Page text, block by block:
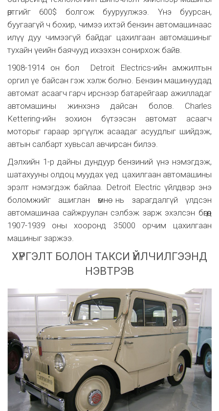
өртгийг 600$ болгож бууруулжээ. Үнэ буурсан,
буугаагүй ч бохир, чимээ ихтэй бензин автомашинаас
илүү дуу чимээгүй байдаг цахилгаан автомашиныг
тухайн үеийн баячууд ихээхэн сонирхож байв.
1908-1914 он бол Detroit Electrics-ийн амжилтын
оргил үе байсан гэж хэлж болно. Бензин машинуудад
автомат асаагч гарч ирснээр батарейгаар ажилладаг
автомашины жинхэнэ дайсан болов. Charles
Kettering-ийн зохион бүтээсэн автомат асаагч
моторыг гараар эргүүлж асаадаг асуудлыг шийдэж,
автын салбарт хувьсал авчирсан билээ.
Дэлхийн 1-р дайны дундуур бензиний үнэ нэмэгдэж,
шатахууны олдоц муудах үед цахилгаан автомашины
эрэлт нэмэгдэж байлаа. Detroit Electric үйлдвэр энэ
боломжийг ашиглан өмнө нь зарагдалгүй үлдсэн
автомашинаа сайжруулан сэлбэж зарж эхэлсэн бөгөөд
1907-1939 оны хооронд 35000 орчим цахилгаан
машиныг заржээ.
ХҮРГЭЛТ БОЛОН ТАКСИ ҮЙЛЧИЛГЭЭНД
НЭВТРЭВ